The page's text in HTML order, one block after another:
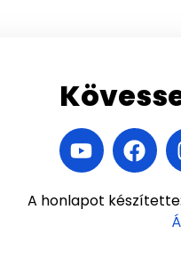
A honlapot